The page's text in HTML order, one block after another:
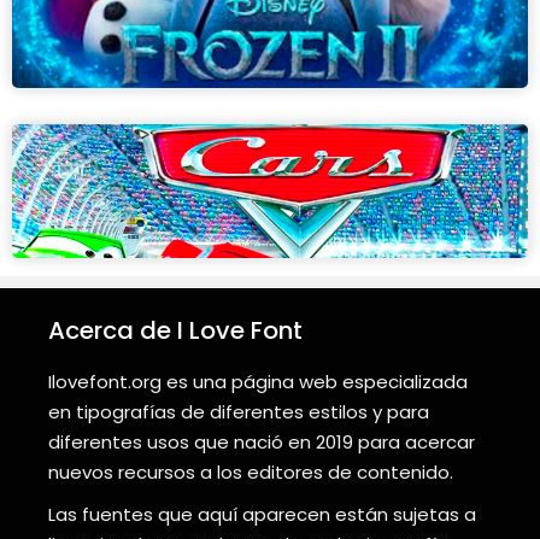
Acerca de I Love Font
Ilovefont.org es una página web especializada
en tipografías de diferentes estilos y para
diferentes usos que nació en 2019 para acercar
nuevos recursos a los editores de contenido.
Las fuentes que aquí aparecen están sujetas a